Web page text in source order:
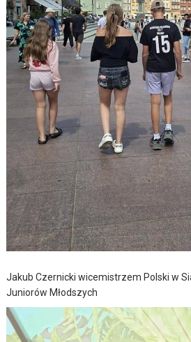
Jakub Czernicki wicemistrzem Polski w
Juniorów Młodszych